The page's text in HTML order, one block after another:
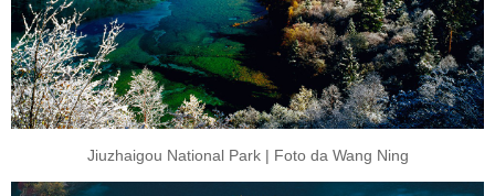
Jiuzhaigou National Park | Foto da Wang Ning